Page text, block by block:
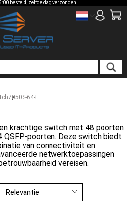
besteld, zelfde dag verzonden
7050S-64-F
krachtige switch met 48 poorten
QSFP-poorten. Deze switch biedt
van connectiviteit en
netwerktoepassingen
vereisen.